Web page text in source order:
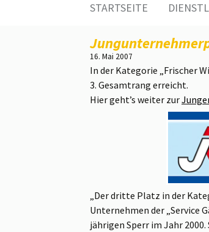
Inhalt
STARTSEITE
16. Mai 2007
In der Kategorie „Frischer
3. Gesamtrang erreicht.
Hier geht’s weiter zur
„Der dritte Platz in der
Unternehmen der „Service
jährigen Sperr im Jahr